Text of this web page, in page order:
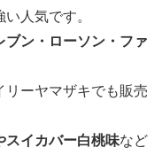
人気です。
ブン・ローソン・ファ
ーヤマザキでも販売
スイカバー白桃味など